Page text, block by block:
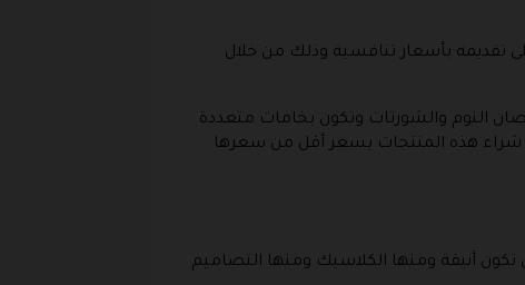
على تقديمه بأسعار تنافسية وذلك من خلال
النوم والشورتات وتكون بخامات متعددة
شراء هذه المنتجات بسعر أقل من سعرها
أنيقة ومنها الكلاسيك ومنها التصاميم